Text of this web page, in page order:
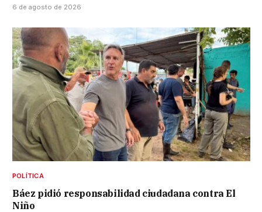
6 de agosto de 2026
POLÍTICA
Báez pidió responsabilidad ciudadana contra El
Niño